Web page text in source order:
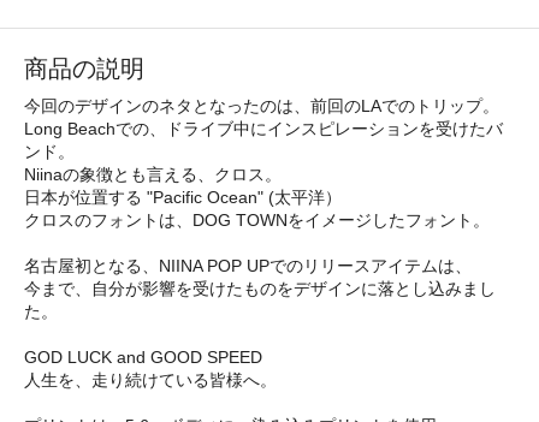
商品の説明
今回のデザインのネタとなったのは、前回のLAでのトリップ。
Long Beachでの、ドライブ中にインスピレーションを受けたバ
ンド。
Niinaの象徴とも言える、クロス。
日本が位置する "Pacific Ocean" (太平洋）
クロスのフォントは、DOG TOWNをイメージしたフォント。
名古屋初となる、NIINA POP UPでのリリースアイテムは、
今まで、自分が影響を受けたものをデザインに落とし込みまし
た。
GOD LUCK and GOOD SPEED
人生を、走り続けている皆様へ。